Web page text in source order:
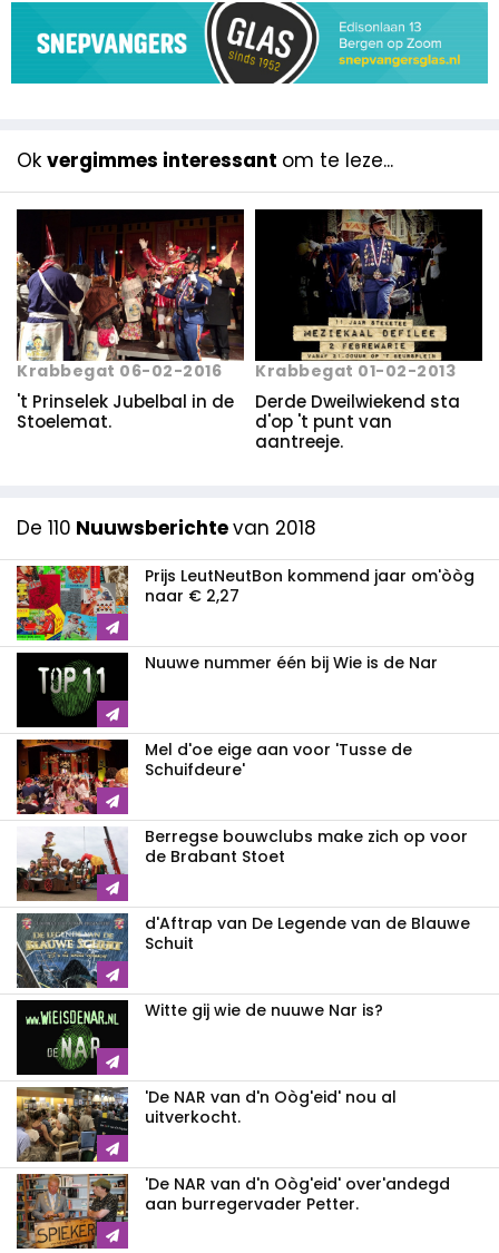
Ok vergimmes interessant om te leze...
Krabbegat 06-02-2016
't Prinselek Jubelbal in de
Stoelemat.
Krabbegat 01-02-2013
Derde Dweilwiekend sta
d'op 't punt van
aantreeje.
De 110 Nuuwsberichtevan 2018
Prijs LeutNeutBon kommend jaar om'òòg
naar € 2,27
Nuuwe nummer één bij Wie is de Nar
Mel d'oe eige aan voor 'Tusse de
Schuifdeure'
Berregse bouwclubs make zich op voor
de Brabant Stoet
d'Aftrap van De Legende van de Blauwe
Schuit
Witte gij wie de nuuwe Nar is?
'De NAR van d'n Oòg'eid' nou al
uitverkocht.
'De NAR van d'n Oòg'eid' over'andegd
aan burregervader Petter.